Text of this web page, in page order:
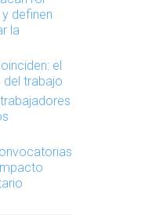
definen
la
el
del trabajo